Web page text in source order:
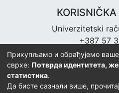
Univerzitetski
+387 57
https://
Прикупљамо и обрађујемо
сврхе: Потврда идентитета,
статистика.
Да бисте сазнали више,